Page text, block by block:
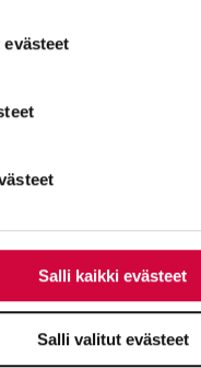
käytetään tilastointi-
Salli kaikki evästeet
Salli valitut evästeet
tiivistyvät –